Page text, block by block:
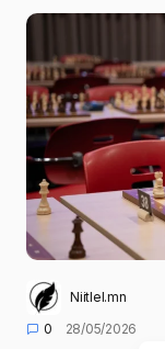
Niitlel.mn
0
28/05/2026